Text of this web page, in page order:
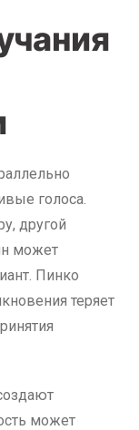
голоса.
другой
может
Пинко
теряет
может